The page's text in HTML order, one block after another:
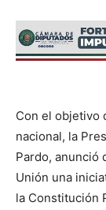
Con el objetivo
nacional, la
Pardo, anunció
Unión una
la Constitución